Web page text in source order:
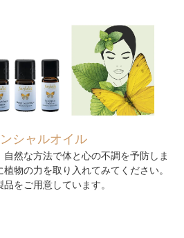
シャルオイル
然な方法で体と心の不調を予防しま
物の力を取り入れてみてください。
をご用意しています。